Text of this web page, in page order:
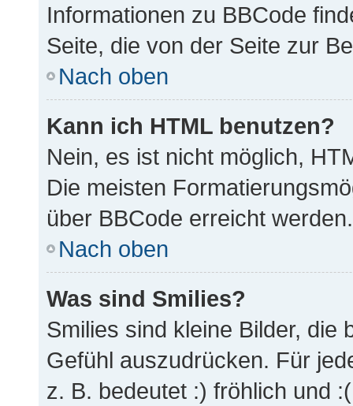
Informationen zu BBCode
Seite, die von der Seite zur
Nach oben
Kann ich HTML benutzen?
Nein, es ist nicht möglich,
Die meisten
über BBCode erreicht werden.
Nach oben
Was sind Smilies?
Smilies sind kleine Bilder, die
Gefühl auszudrücken. Für
z. B. bedeutet :) fröhlich und